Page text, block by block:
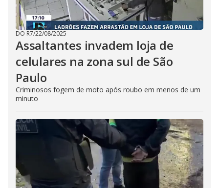
DO R7/22/08/2025
Assaltantes invadem loja de
celulares na zona sul de São
Paulo
Criminosos fogem de moto após roubo em menos de um
minuto